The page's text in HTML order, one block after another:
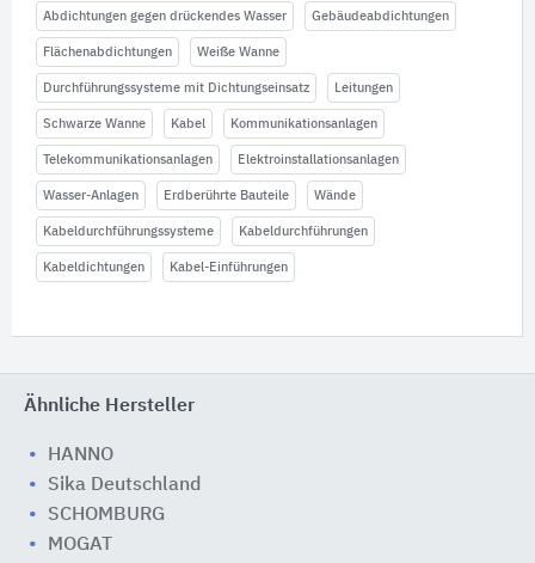
Abdichtungen gegen drückendes Wasser Gebäudeabdichtungen
Flächenabdichtungen Weiße Wanne
Durchführungssysteme mit Dichtungseinsatz Leitungen
Schwarze Wanne Kabel Kommunikationsanlagen
Telekommunikationsanlagen Elektroinstallationsanlagen
Wasser-Anlagen Erdberührte Bauteile Wände
Kabeldurchführungssysteme Kabeldurchführungen
Kabeldichtungen Kabel-Einführungen
Ähnliche Hersteller
HANNO
Sika Deutschland
SCHOMBURG
MOGAT